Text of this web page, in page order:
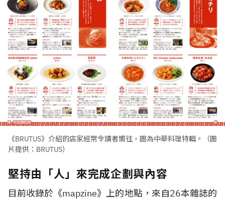
《BRUTUS》介紹的店家經常令讀者嚮往，圖為中華料理特輯。（圖
片提供：BRUTUS）
堅持由「人」來完成企劃與內容
目前收錄於《mapzine》上的地點，來自26本雜誌的